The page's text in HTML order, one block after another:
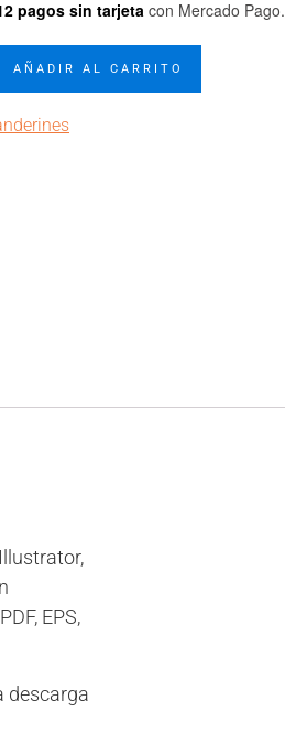
pagos sin tarjeta con Mercado Pago.
AÑADIR AL CARRITO
Illustrator,
EPS,
descarga